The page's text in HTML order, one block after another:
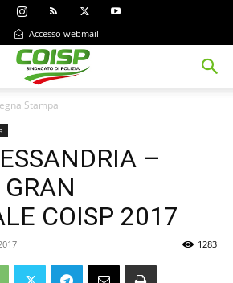
Accesso webmail
Stampa
–
COISP 2017
1283